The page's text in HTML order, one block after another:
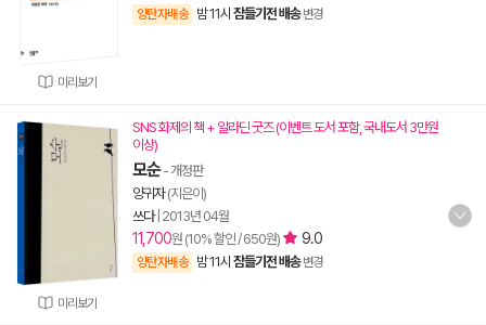
미리보기
양탄자배송 밤 11시 잠들기전 배송 변경
미리보기
SNS 화제의 책 + 알라딘 굿즈 (이벤트 도서 포함, 국내도서 3만원
이상)
모순- 개정판
양귀자(지은이)
쓰다| 2013년 04월
11,700원 (10% 할인 / 650원) 9.0
양탄자배송 밤 11시 잠들기전 배송 변경